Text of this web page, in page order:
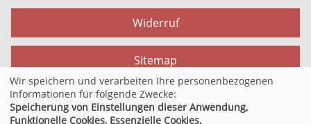
Widerruf
Sitemap
Datenschutzerklärung
Wir speichern und verarbeiten Ihre personenbezogenen
Informationen für folgende Zwecke:
Speicherung von Einstellungen dieser Anwendung,
Funktionelle Cookies, Essenzielle Cookies.